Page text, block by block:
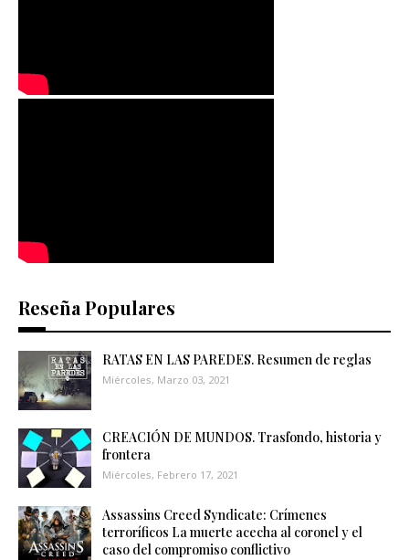
Reseña Populares
RATAS EN LAS PAREDES. Resumen de reglas
Miércoles, Marzo 03, 2021
CREACIÓN DE MUNDOS. Trasfondo, historia y
frontera
Miércoles, Febrero 17, 2021
Assassins Creed Syndicate: Crímenes
terroríficos La muerte acecha al coronel y el
caso del compromiso conflictivo